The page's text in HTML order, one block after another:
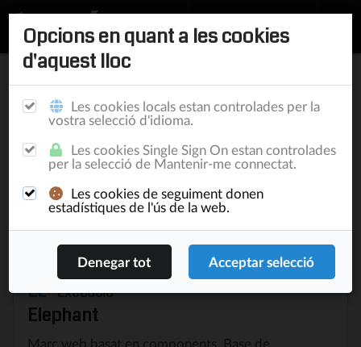
Cercar
Punt de vista Genèric
Ordenar per Rellevància
EL Execució
Elephant
Marc web basat en components. Base de
Opcions en quant a les cookies
d'aquest lloc
Les cookies locals estan controlades per la
vostra selecció d'idioma.
Les cookies Single Sign On estan controlades
per la selecció de Mantenir-me connectat.
Les cookies de seguiment donen
estadístiques de l'ús de la web.